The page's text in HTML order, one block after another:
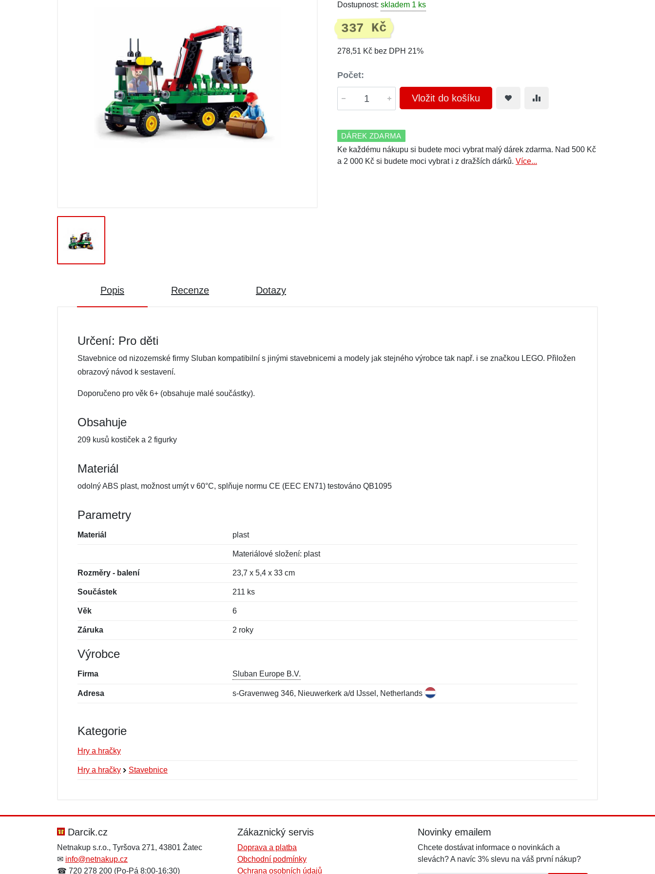
Dostupnost: skladem 1 ks
337 Kč
278,51 Kč bez DPH 21%
Počet:
Vložit do košíku
DÁREK ZDARMA
Ke každému nákupu si budete moci vybrat malý dárek zdarma. Nad 500 Kč
a 2 000 Kč si budete moci vybrat i z dražších dárků. Více...
Popis Recenze Dotazy
Určení: Pro děti
Stavebnice od nizozemské firmy Sluban kompatibilní s jinými stavebnicemi a modely jak stejného výrobce tak např. i se značkou LEGO. Přiložen
obrazový návod k sestavení.
Doporučeno pro věk 6+ (obsahuje malé součástky).
Obsahuje
209 kusů kostiček a 2 figurky
Materiál
odolný ABS plast, možnost umýt v 60°C, splňuje normu CE (EEC EN71) testováno QB1095
Parametry
Materiál plast
Materiálové složení: plast
Rozměry - balení 23,7 x 5,4 x 33 cm
Součástek 211 ks
Věk 6
Záruka 2 roky
Výrobce
Firma Sluban Europe B.V.
Adresa s-Gravenweg 346, Nieuwerkerk a/d IJssel, Netherlands
Kategorie
Hry a hračky
Hry a hračky Stavebnice
Zpráva*
Zpráva*
Darcik.cz
Netnakup s.r.o., Tyršova 271, 43801 Žatec
✉ info@netnakup.cz
☎ 720 278 200 (Po-Pá 8:00-16:30)
Zákaznický servis
Doprava a platba
Obchodní podmínky
Ochrana osobních údajů
Novinky emailem
Chcete dostávat informace o novinkách a
slevách? A navíc 3% slevu na váš první nákup?